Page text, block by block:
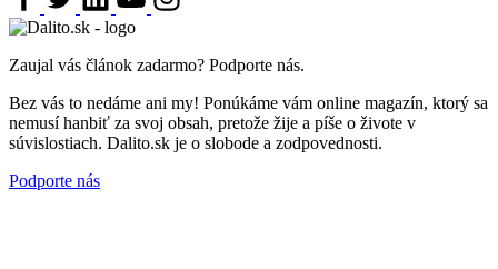
Zaujal vás článok zadarmo? Podporte nás.
Bez vás to nedáme ani my! Ponúkáme vám online magazín, ktorý sa
nemusí hanbiť za svoj obsah, pretože žije a píše o živote v
súvislostiach. Dalito.sk je o slobode a zodpovednosti.
Podporte nás